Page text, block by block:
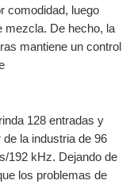
comodidad, luego
mezcla. De hecho, la
mantiene un control
128 entradas y
la industria de 96
192 kHz. Dejando de
los problemas de